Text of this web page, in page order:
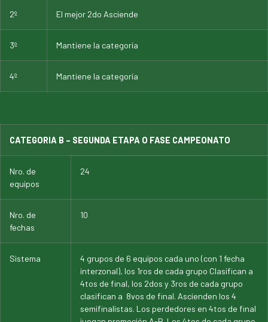
2º El mejor 2do Asciende
3º Mantiene la categoría
4º Mantiene la categoría
CATEGORIA B – SEGUNDA ETAPA O FASE CAMPEONATO
Nro. de
equipos
24
Nro. de
fechas
10
Sistema
4 grupos de 6 equipos cada uno (con 1 fecha
interzonal), los 1ros de cada grupo Clasifican a
4tos de final, los 2dos y 3ros de cada grupo
clasifican a 8vos de final. Ascienden los 4
semifinalistas. Los perdedores en 4tos de final